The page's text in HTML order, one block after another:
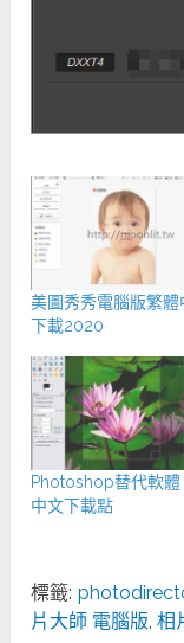
美圖秀秀電腦版繁體
下載2020
Photoshop替代軟體
中文下載點
標籤:
片大師 電腦版 ,相